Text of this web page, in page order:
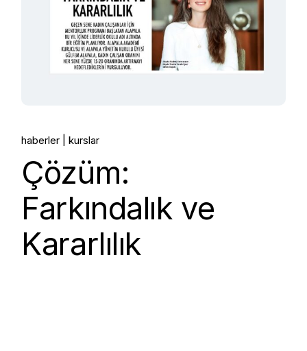
haberler kurslar
Çözüm:
Farkındalık ve
Kararlılık